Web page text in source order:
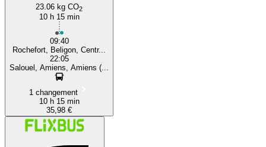
23.06 kg CO2
10 h 15 min
09:40
Rochefort, Beligon, Centr...
22:05
Salouel, Amiens, Amiens (...
1 changement
10 h 15 min
35,98 €